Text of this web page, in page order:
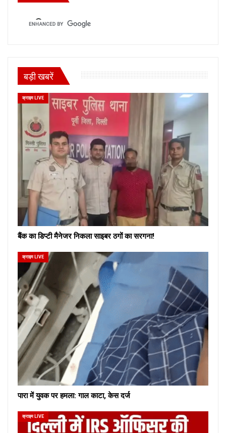
बड़ी खबरें
क्राइम LIVE
बैंक का डिप्टी मैनेजर निकला साइबर ठगों का सरगना!
क्राइम LIVE
पारा में युवक पर हमला: गाल काटा, केस दर्ज
क्राइम LIVE